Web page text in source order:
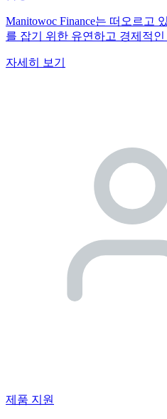
Manitowoc Finance는 떠오르고
를 잡기 위한 유연하고 경제적
자세히 보기
제품 지원